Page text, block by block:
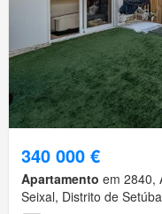
340 000 €
Apartamento em 2840,
Seixal, Distrito de